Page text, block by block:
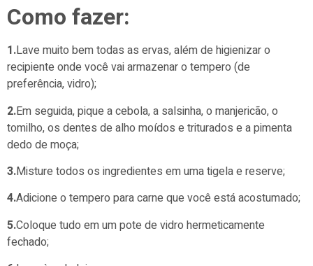
Como fazer:
1.Lave muito bem todas as ervas, além de higienizar o
recipiente onde você vai armazenar o tempero (de
preferência, vidro);
2.Em seguida, pique a cebola, a salsinha, o manjericão, o
tomilho, os dentes de alho moídos e triturados e a pimenta
dedo de moça;
3.Misture todos os ingredientes em uma tigela e reserve;
4.Adicione o tempero para carne que você está acostumado;
5.Coloque tudo em um pote de vidro hermeticamente
fechado;